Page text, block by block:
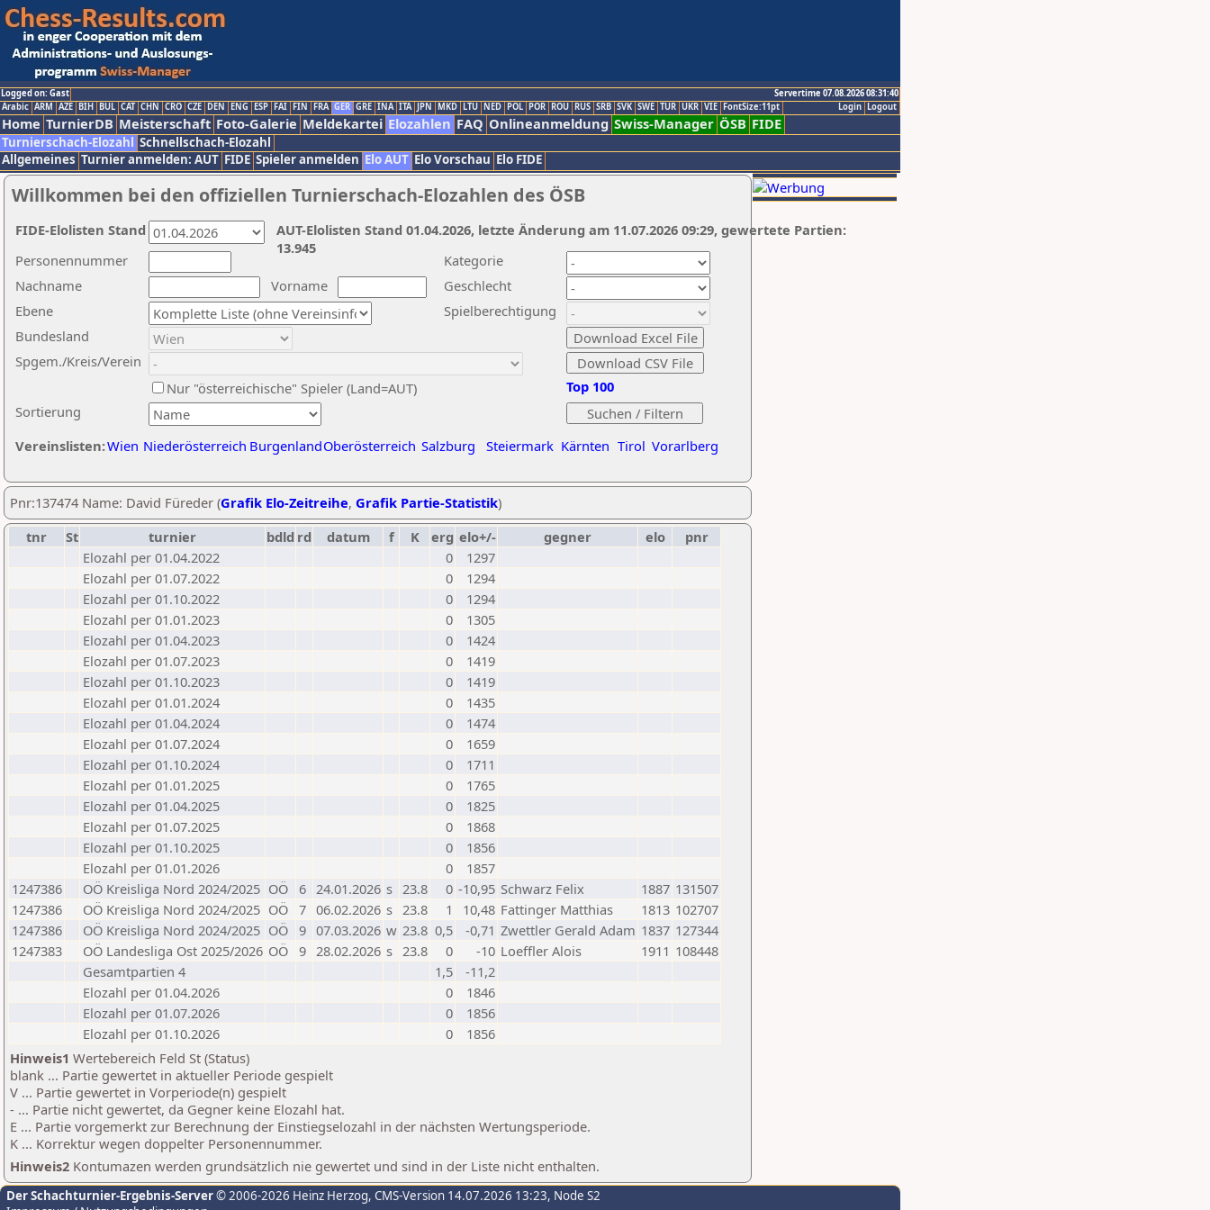
Logged on: Gast
Servertime 07.08.2026 08:31:40
Logout
Login
Arabic ARM AZE BIH BUL CAT CHN CRO CZE DEN ENG ESP FAI FIN FRA GER GRE INA ITA JPN MKD LTU NED POL POR ROU RUS SRB SVK SWE TUR UKR VIE FontSize:11pt
Home TurnierDB Meisterschaft Foto-Galerie Meldekartei Elozahlen FAQ Onlineanmeldung Swiss-Manager ÖSB FIDE
Turnierschach-Elozahl Schnellschach-Elozahl
Allgemeines Turnier anmelden: AUT FIDE Spieler anmelden Elo AUT Elo Vorschau Elo FIDE
Willkommen bei den offiziellen Turnierschach-Elozahlen des ÖSB
Nachname
Vorname
Ebene
Kategorie
Sortierung
Personennummer
Bundesland
Spgem./Kreis/Verein
Geschlecht
Nur "österreichische" Spieler (Land=AUT)
Spielberechtigung
Vereinslisten:Wien Niederösterreich BurgenlandOberösterreich Salzburg Steiermark Kärnten Tirol Vorarlberg
Top 100
AUT-Elolisten Stand 01.04.2026, letzte Änderung am 11.07.2026 09:29, gewertete Partien:
13.945
FIDE-Elolisten Stand
Pnr:137474 Name: David Füreder (Grafik Elo-Zeitreihe, Grafik Partie-Statistik)
tnr
St turnier bdld rd datum f K erg elo+/- gegner elo
pnr
Elozahl per 01.04.2022
0
1297
Elozahl per 01.07.2022
0
1294
Elozahl per 01.10.2022
0
1294
Elozahl per 01.01.2023
0
1305
Elozahl per 01.04.2023
0
1424
Elozahl per 01.07.2023
0
1419
Elozahl per 01.10.2023
0
1419
Elozahl per 01.01.2024
0
1435
Elozahl per 01.04.2024
0
1474
Elozahl per 01.07.2024
0
1659
Elozahl per 01.10.2024
0
1711
Elozahl per 01.01.2025
0
1765
Elozahl per 01.04.2025
0
1825
Elozahl per 01.07.2025
0
1868
Elozahl per 01.10.2025
0
1856
Elozahl per 01.01.2026
0
1857
1247386
OÖ Kreisliga Nord 2024/2025 OÖ 6 24.01.2026 s 23.8 0 -10,95 Schwarz Felix 1887 131507
1247386
OÖ Kreisliga Nord 2024/2025 OÖ 7 06.02.2026 s 23.8 1 10,48 Fattinger Matthias 1813 102707
1247386
OÖ Kreisliga Nord 2024/2025 OÖ 9 07.03.2026 w 23.8 0,5 -0,71 Zwettler Gerald Adam 1837 127344
1247383
OÖ Landesliga Ost 2025/2026 OÖ 9 28.02.2026 s 23.8 0 -10 Loeffler Alois 1911 108448
Gesamtpartien 4
1,5
-11,2
Elozahl per 01.04.2026
0
1846
Elozahl per 01.07.2026
0
1856
Elozahl per 01.10.2026
0
1856
Hinweis1 Wertebereich Feld St (Status)
blank ... Partie gewertet in aktueller Periode gespielt
V ... Partie gewertet in Vorperiode(n) gespielt
- ... Partie nicht gewertet, da Gegner keine Elozahl hat.
E ... Partie vorgemerkt zur Berechnung der Einstiegselozahl in der nächsten Wertungsperiode.
K ... Korrektur wegen doppelter Personennummer.
Hinweis2 Kontumazen werden grundsätzlich nie gewertet und sind in der Liste nicht enthalten.
Der Schachturnier-Ergebnis-Server© 2006-2026 Heinz Herzog, CMS-Version 14.07.2026 13:23, Node S2